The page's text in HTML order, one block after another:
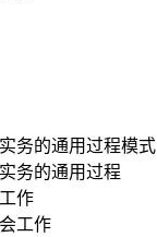
的通用过程模式
务的通用过程
作
工作